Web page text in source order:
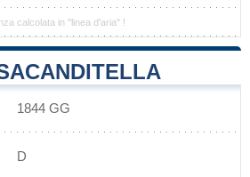
calcolata in "linea d'aria" !
1844 GG
D